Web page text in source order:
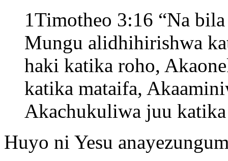
1Timotheo 3:16 “Na
Mungu alidhihirishwa
haki katika roho,
katika mataifa,
Akachukuliwa juu
Huyo ni Yesu